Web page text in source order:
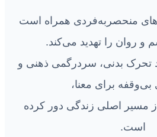
منحصربه‌فردی همراه است
روان را تهدید می‌کند.
تحرک بدنی، سردرگمی ذهنی و
برای معنا،
از مسیر اصلی زندگی دور کرده
است.